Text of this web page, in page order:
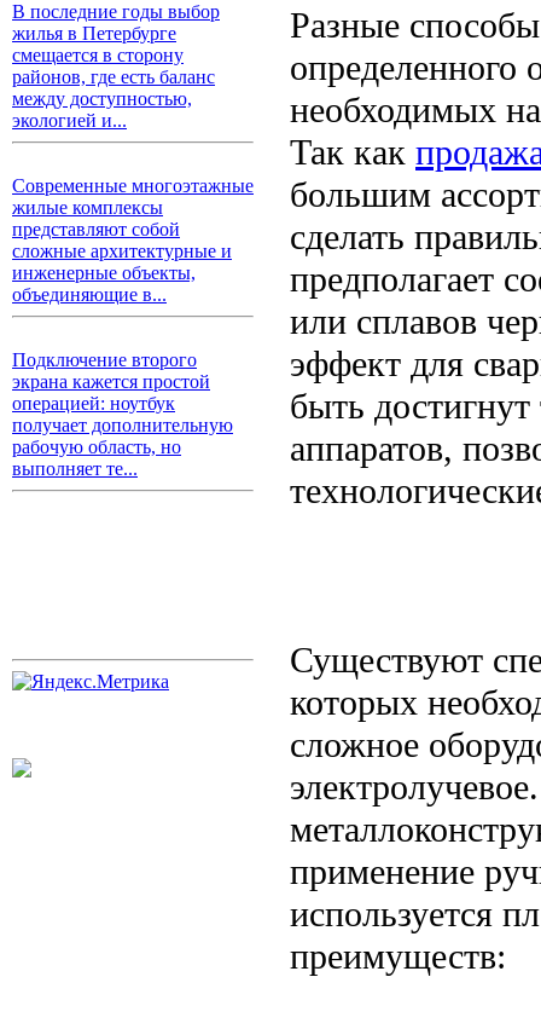
В последние годы выбор
жилья в Петербурге
смещается в сторону
районов, где есть баланс
между доступностью,
экологией и...
Современные многоэтажные
жилые комплексы
представляют собой
сложные архитектурные и
инженерные объекты,
объединяющие в...
Подключение второго
экрана кажется простой
операцией: ноутбук
получает дополнительную
рабочую область, но
выполняет те...
Разные
определенного
необходимых
Так как
большим
сделать
предполагает
или сплавов
эффект для
быть
аппаратов,
Существуют
которых
сложное
применение
используется
преимуществ: